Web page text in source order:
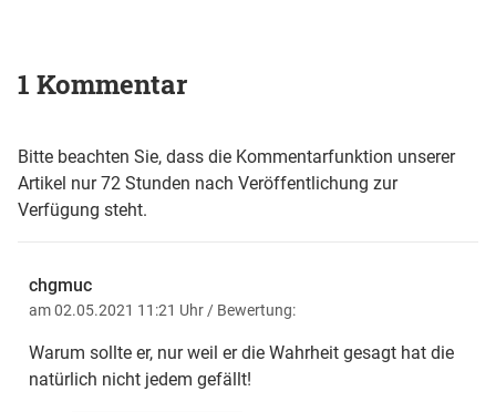
1 Kommentar
Bitte beachten Sie, dass die Kommentarfunktion unserer
Artikel nur 72 Stunden nach Veröffentlichung zur
Verfügung steht.
chgmuc
am 02.05.2021 11:21 Uhr / Bewertung:
Warum sollte er, nur weil er die Wahrheit gesagt hat die
natürlich nicht jedem gefällt!